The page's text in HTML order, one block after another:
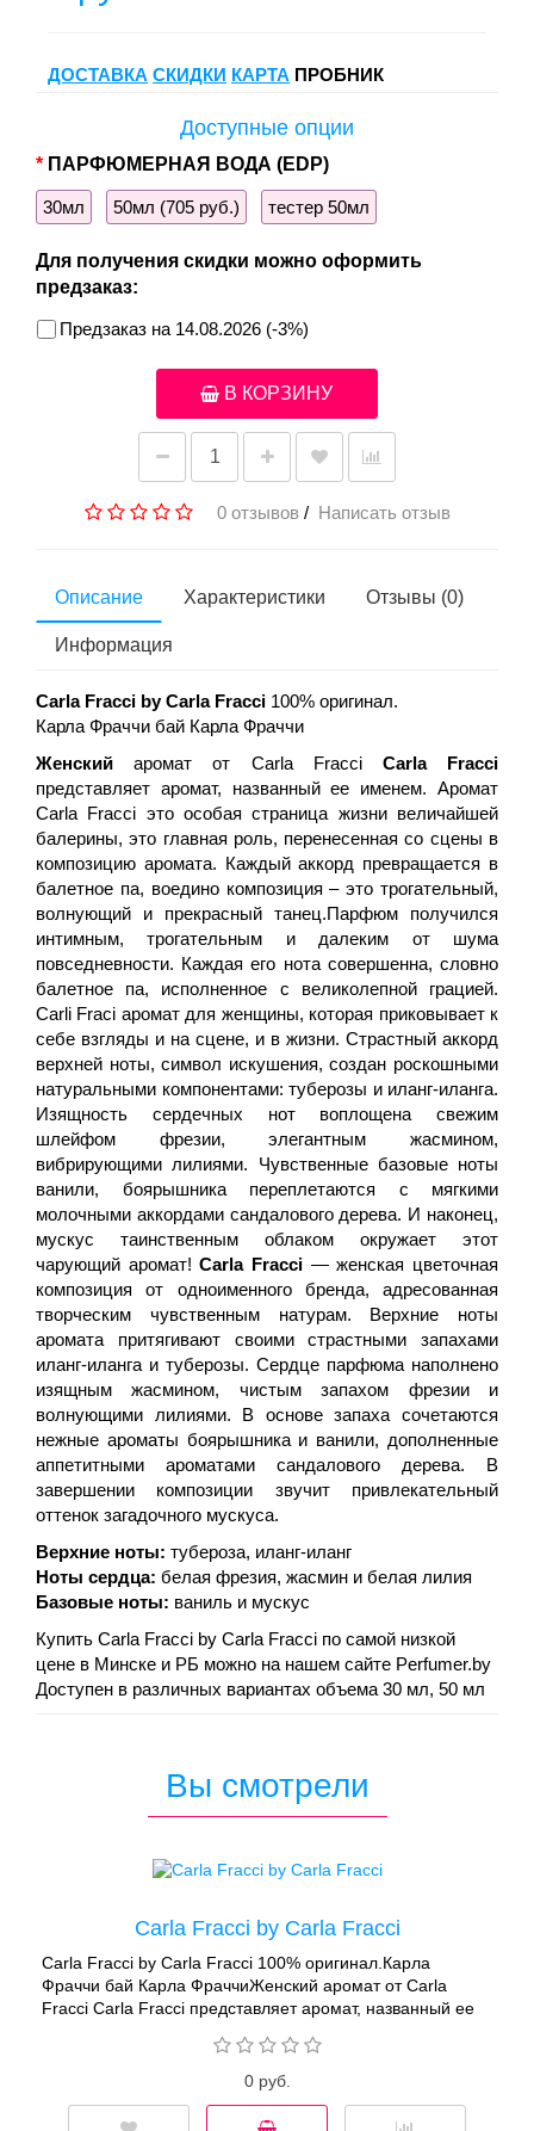
ДОСТАВКА СКИДКИ КАРТА ПРОБНИК
Доступные опции
ПАРФЮМЕРНАЯ ВОДА (EDP)
30мл 50мл (705 руб.) тестер 50мл
Для получения скидки можно оформить
предзаказ:
Предзаказ на 14.08.2026 (-3%)
В КОРЗИНУ
0 отзывов/ Написать отзыв
Описание Характеристики Отзывы (0)
Информация
Carla Fracci by Carla Fracci 100% оригинал.
Карла Фраччи бай Карла Фраччи
Женскийаромат от Carla Fracci Carla Fracci
представляет аромат, названный ее именем. Аромат
Carla Fracci это особая страница жизни величайшей
балерины, это главная роль, перенесенная со сцены в
композицию аромата. Каждый аккорд превращается в
балетное па, воедино композиция – это трогательный,
волнующий и прекрасный танец.Парфюм получился
интимным, трогательным и далеким от шума
повседневности. Каждая его нота совершенна, словно
балетное па, исполненное с великолепной грацией.
Carli Fraci аромат для женщины, которая приковывает к
себе взгляды и на сцене, и в жизни. Страстный аккорд
верхней ноты, символ искушения, создан роскошными
натуральными компонентами: туберозы и иланг-иланга.
Изящность сердечных нот воплощена свежим
шлейфом фрезии, элегантным жасмином,
вибрирующими лилиями. Чувственные базовые ноты
ванили, боярышника переплетаются с мягкими
молочными аккордами сандалового дерева. И наконец,
мускус таинственным облаком окружает этот
чарующий аромат!Carla Fracci — женская цветочная
композиция от одноименного бренда, адресованная
творческим чувственным натурам. Верхние ноты
аромата притягивают своими страстными запахами
иланг-иланга и туберозы. Сердце парфюма наполнено
изящным жасмином, чистым запахом фрезии и
волнующими лилиями. В основе запаха сочетаются
нежные ароматы боярышника и ванили, дополненные
аппетитными ароматами сандалового дерева. В
завершении композиции звучит привлекательный
оттенок загадочного мускуса.
Верхние ноты: тубероза, иланг-иланг
Ноты сердца: белая фрезия, жасмин и белая лилия
Базовые ноты: ваниль и мускус
Купить Carla Fracci by Carla Fracci по самой низкой
цене в Минске и РБ можно на нашем сайте Perfumer.by
Доступен в различных вариантах объема 30 мл, 50 мл
Вы смотрели
Carla Fracci by Carla Fracci
Carla Fracci by Carla Fracci 100% оригинал.Карла
Фраччи бай Карла ФраччиЖенский аромат от Carla
Fracci Carla Fracci представляет аромат, названный ее
именем. Аромат Carla Fracci это особая страница жизни
величайшей балерины, это главная роль, перенесенная
со сцены в композицию аромата. Каждый аккорд
трогательный, волнующий и прекрасный танец.Парфюм
0 руб.